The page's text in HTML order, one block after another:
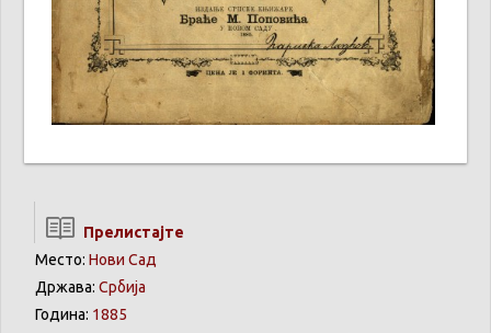
Прелистајте
Место: Нови Сад
Држава: Србија
Година: 1885